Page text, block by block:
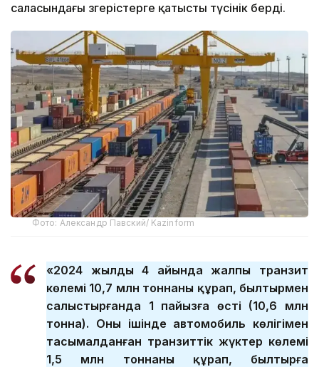
саласындағы өзгерістерге қатысты түсінік берді.
Фото: Александр Павский/ Kazinform
«2024 жылдың 4 айында жалпы транзит
көлемі 10,7 млн тоннаны құрап, былтырмен
салыстырғанда 1 пайызға өсті (10,6 млн
тонна). Оның ішінде автомобиль көлігімен
тасымалданған транзиттік жүктер көлемі
1,5 млн тоннаны құрап, былтырға